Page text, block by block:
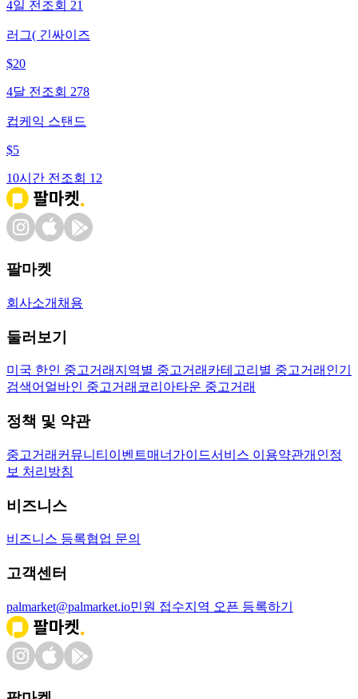
4일 전 조회 21
러그( 긴싸이즈
$20
4달 전 조회 278
컵케익 스탠드
$5
10시간 전 조회 12
팔마켓
회사소개 채용
둘러보기
미국 한인 중고거래 지역별 중고거래 카테고리별 중고거래 인기
검색어 얼바인 중고거래 코리아타운 중고거래
정책 및 약관
중고거래 커뮤니티 이벤트매너가이드서비스 이용약관개인정
보 처리방침
비즈니스
비즈니스 등록협업 문의
고객센터
palmarket@palmarket.io민원 접수지역 오픈 등록하기